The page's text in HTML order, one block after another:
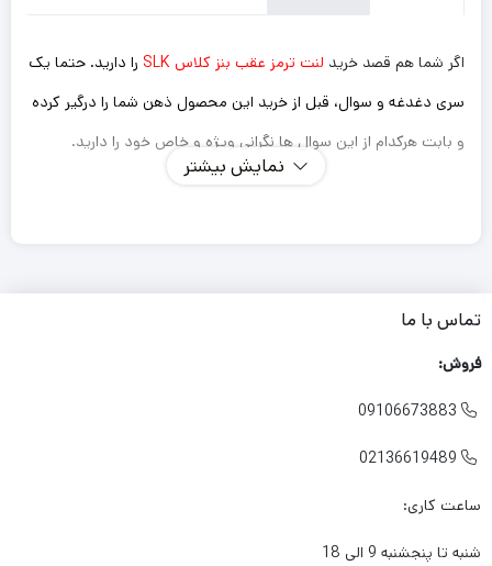
اگر شما هم قصد خرید لنت ترمز عقب بنز کلاس SLK
را دارید. حتما یک
سری دغدغه و سوال، قبل از خرید این محصول ذهن شما را درگیر کرده
و بابت هرکدام از این سوال ها نگرانی ویژه و خاص خود را دارید.
طول عمر کوتاهی نداشته باشد و مجبور باشم بعد از یک مدت
کنم، لنت داغ نشود و کارایی آن پایین نیاید؟
آیا لنتی که میخرم گارانتی دارد؟
نمایش بیشتر
تماس با ما
فروش:

09106673883

02136619489
ساعت کاری:
شنبه تا پنجشنبه 9 الی 18